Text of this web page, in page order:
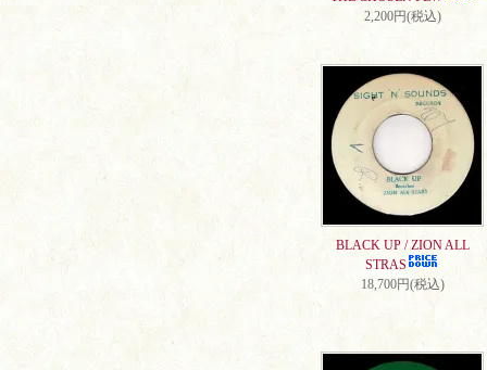
2,200円(税込)
BLACK UP / ZION ALL
STRAS
18,700円(税込)